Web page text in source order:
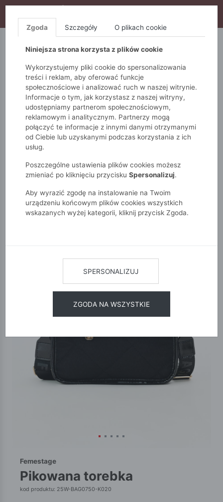
S10), DODATKOWE 15% ZA 3SZT (KOD: S15)
5.10.15. QUIOSQUE
Monnari Torby Crossbody Pikowana torebka
Femestage
pikowana torebka
kod produktu: 25W-BAG0750-K020
Zgoda Szczegóły O plikach cookie
Niniejsza strona korzysta z plików cookie
Wykorzystujemy pliki cookie do spersonalizowania
treści i reklam, aby oferować funkcje
społecznościowe i analizować ruch w naszej witrynie.
Informacje o tym, jak korzystasz z naszej witryny,
udostępniamy partnerom społecznościowym,
reklamowym i analitycznym. Partnerzy mogą
połączyć te informacje z innymi danymi otrzymanymi
od Ciebie lub uzyskanymi podczas korzystania z ich
usług.
Poszczególne ustawienia plików cookies możesz
zmieniać po kliknięciu przycisku Spersonalizuj.
Aby wyrazić zgodę na instalowanie na Twoim
urządzeniu końcowym plików cookies wszystkich
wskazanych wyżej kategorii, kliknij przycisk Zgoda.
SPERSONALIZUJ
ZGODA NA WSZYSTKIE